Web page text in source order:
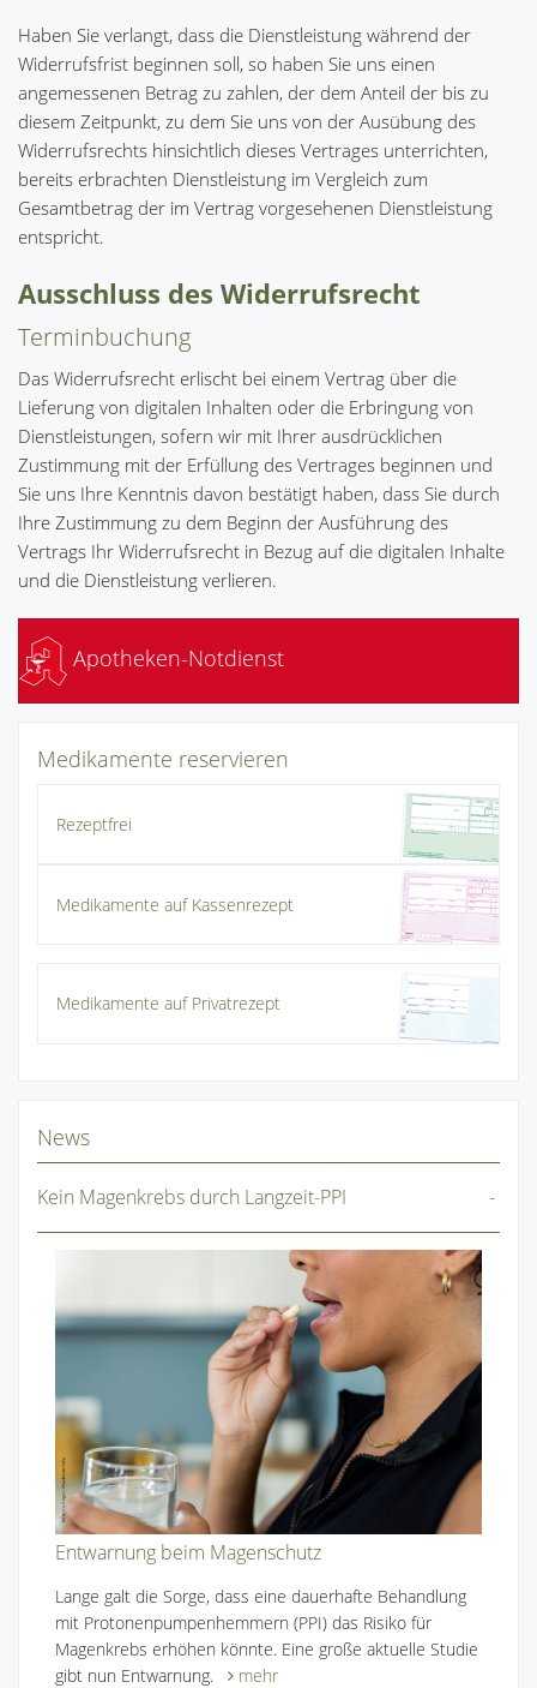
Haben Sie verlangt, dass die Dienstleistung während der
Widerrufsfrist beginnen soll, so haben Sie uns einen
angemessenen Betrag zu zahlen, der dem Anteil der bis zu
diesem Zeitpunkt, zu dem Sie uns von der Ausübung des
Widerrufsrechts hinsichtlich dieses Vertrages unterrichten,
bereits erbrachten Dienstleistung im Vergleich zum
Gesamtbetrag der im Vertrag vorgesehenen Dienstleistung
entspricht.
Ausschluss des Widerrufsrecht
Terminbuchung
Das Widerrufsrecht erlischt bei einem Vertrag über die
Lieferung von digitalen Inhalten oder die Erbringung von
Dienstleistungen, sofern wir mit Ihrer ausdrücklichen
Zustimmung mit der Erfüllung des Vertrages beginnen und
Sie uns Ihre Kenntnis davon bestätigt haben, dass Sie durch
Ihre Zustimmung zu dem Beginn der Ausführung des
Vertrags Ihr Widerrufsrecht in Bezug auf die digitalen Inhalte
und die Dienstleistung verlieren.
Apotheken-Notdienst
Medikamente reservieren
Rezeptfrei
Medikamente auf Kassenrezept
Medikamente auf Privatrezept
News
Kein Magenkrebs durch Langzeit-PPI
Entwarnung beim Magenschutz
Lange galt die Sorge, dass eine dauerhafte Behandlung
mit Protonenpumpenhemmern (PPI) das Risiko für
Magenkrebs erhöhen könnte. Eine große aktuelle Studie
gibt nun Entwarnung.
mehr